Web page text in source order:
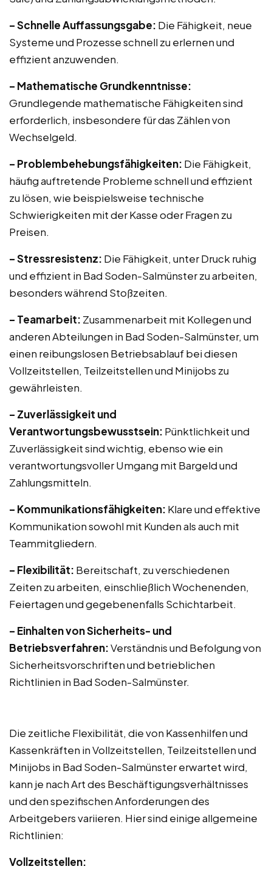
– Schnelle Auffassungsgabe: Die Fähigkeit, neue
Systeme und Prozesse schnell zu erlernen und
effizient anzuwenden.
– Mathematische Grundkenntnisse:
Grundlegende mathematische Fähigkeiten sind
erforderlich, insbesondere für das Zählen von
Wechselgeld.
– Problembehebungsfähigkeiten: Die Fähigkeit,
häufig auftretende Probleme schnell und effizient
zu lösen, wie beispielsweise technische
Schwierigkeiten mit der Kasse oder Fragen zu
Preisen.
– Stressresistenz: Die Fähigkeit, unter Druck ruhig
und effizient in Bad Soden-Salmünster zu arbeiten,
besonders während Stoßzeiten.
– Teamarbeit: Zusammenarbeit mit Kollegen und
anderen Abteilungen in Bad Soden-Salmünster, um
einen reibungslosen Betriebsablauf bei diesen
Vollzeitstellen, Teilzeitstellen und Minijobs zu
gewährleisten.
– Zuverlässigkeit und
Verantwortungsbewusstsein: Pünktlichkeit und
Zuverlässigkeit sind wichtig, ebenso wie ein
verantwortungsvoller Umgang mit Bargeld und
Zahlungsmitteln.
– Kommunikationsfähigkeiten: Klare und effektive
Kommunikation sowohl mit Kunden als auch mit
Teammitgliedern.
– Flexibilität: Bereitschaft, zu verschiedenen
Zeiten zu arbeiten, einschließlich Wochenenden,
Feiertagen und gegebenenfalls Schichtarbeit.
– Einhalten von Sicherheits- und
Betriebsverfahren:Verständnis und Befolgung von
Sicherheitsvorschriften und betrieblichen
Richtlinien in Bad Soden-Salmünster.
Die zeitliche Flexibilität, die von Kassenhilfen und
Kassenkräften in Vollzeitstellen, Teilzeitstellen und
Minijobs in Bad Soden-Salmünster erwartet wird,
kann je nach Art des Beschäftigungsverhältnisses
und den spezifischen Anforderungen des
Arbeitgebers variieren. Hier sind einige allgemeine
Richtlinien:
Vollzeitstellen: